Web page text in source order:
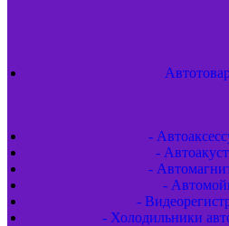
-
-
-
-
-
- Холодильники